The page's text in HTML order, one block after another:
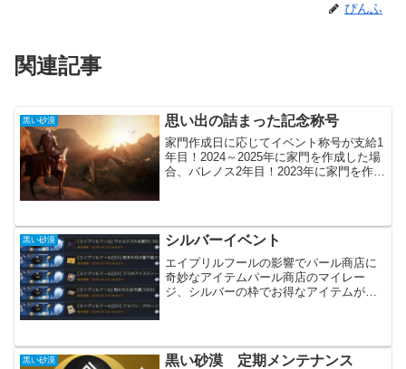
ぴんふ
関連記事
黒い砂漠 思い出の詰まった記念称号
家門作成日に応じてイベント称号が支給1
年目！2024～2025年に家門を作成した場
合、バレノス2年目！2023年に家門を作成
黒い砂漠 シルバーイベント
エイプリルフールの影響でパール商店に
奇妙なアイテムパール商店のマイレー
ジ、シルバーの枠でお得なアイテムが販
な効果になっています。何度...
黒い砂漠
黒い砂漠 定期メンテナンス